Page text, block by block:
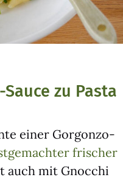
zu Pasta
einer Gor­gon­zo­
fri­scher
auch mit Gnoc­chi